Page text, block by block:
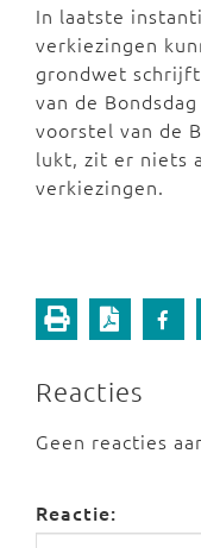
In laatste
verkiezingen
grondwet
van de
voorstel van de
lukt, zit er niets
verkiezingen.
Reacties
Geen reacties
Reactie: